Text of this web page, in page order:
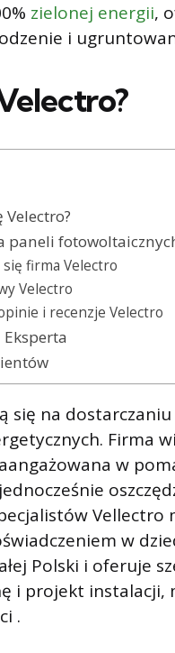
zielonej energii,
i
paneli fotowoltaicznych
firma Velectro
Velectro
i recenzje Velectro
Eksperta
się na
Firma
w
w
Polski i oferuje
i projekt instalacji,
.